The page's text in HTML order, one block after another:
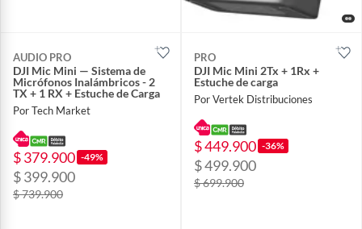
AUDIO PRO
DJI Mic Mini — Sistema de
Micrófonos Inalámbricos - 2
TX + 1 RX + Estuche de Carga
Por Tech Market
$ 379.900 -49%
$ 399.900
$ 739.900
PRO
DJI Mic Mini 2Tx + 1Rx +
Estuche de carga
Por Vertek Distribuciones
$ 449.900 -36%
$ 499.900
$ 699.900